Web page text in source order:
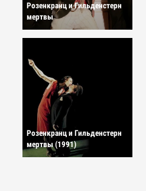
Розенкранц и Гильденстерн
мертвы
Розенкранц и Гильденстерн
мертвы (1991)